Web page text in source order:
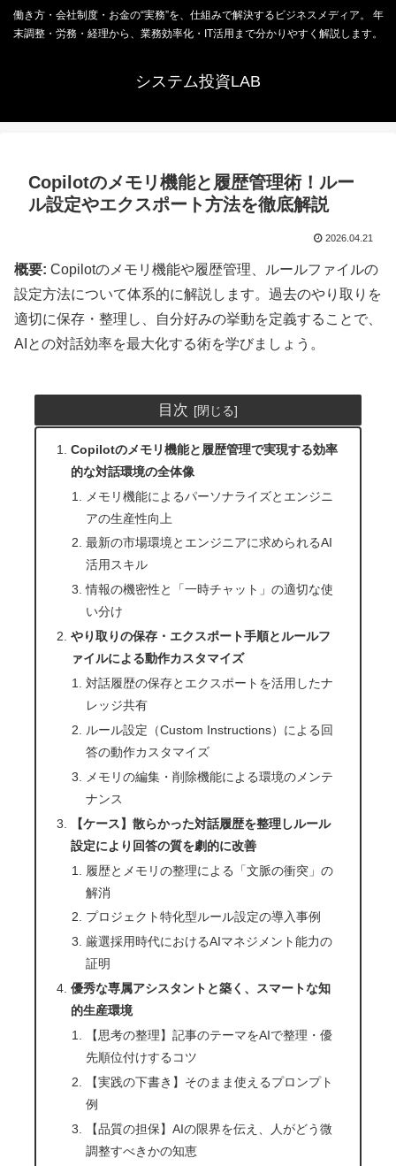
働き方・会社制度・お金の“実務”を、仕組みで解決するビジネスメディア。 年
末調整・労務・経理から、業務効率化・IT活用まで分かりやすく解説します。
システム投資LAB
Copilotのメモリ機能と履歴管理術！ルー
ル設定やエクスポート方法を徹底解説
2026.04.21
概要: Copilotのメモリ機能や履歴管理、ルールファイルの
設定方法について体系的に解説します。過去のやり取りを
適切に保存・整理し、自分好みの挙動を定義することで、
AIとの対話効率を最大化する術を学びましょう。
目次
Copilotのメモリ機能と履歴管理で実現する効率
的な対話環境の全体像
メモリ機能によるパーソナライズとエンジニ
アの生産性向上
最新の市場環境とエンジニアに求められるAI
活用スキル
情報の機密性と「一時チャット」の適切な使
い分け
やり取りの保存・エクスポート手順とルールフ
ァイルによる動作カスタマイズ
対話履歴の保存とエクスポートを活用したナ
レッジ共有
ルール設定（Custom Instructions）による回
答の動作カスタマイズ
メモリの編集・削除機能による環境のメンテ
ナンス
【ケース】散らかった対話履歴を整理しルール
設定により回答の質を劇的に改善
履歴とメモリの整理による「文脈の衝突」の
解消
プロジェクト特化型ルール設定の導入事例
厳選採用時代におけるAIマネジメント能力の
証明
優秀な専属アシスタントと築く、スマートな知
的生産環境
【思考の整理】記事のテーマをAIで整理・優
先順位付けするコツ
【実践の下書き】そのまま使えるプロンプト
例
【品質の担保】AIの限界を伝え、人がどう微
調整すべきかの知恵